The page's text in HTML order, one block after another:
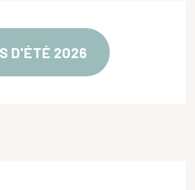
D'ÉTÉ 2026